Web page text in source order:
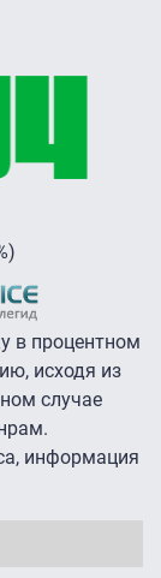
в процентном
исходя из
случае
информация